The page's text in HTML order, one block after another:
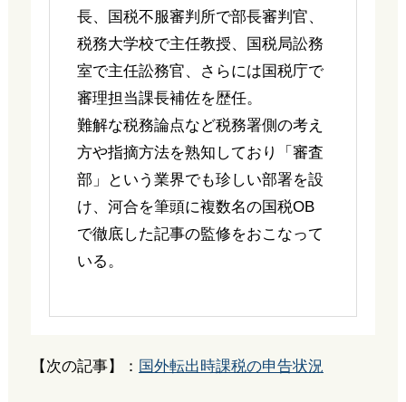
長、国税不服審判所で部長審判官、
税務大学校で主任教授、国税局訟務
室で主任訟務官、さらには国税庁で
審理担当課長補佐を歴任。
難解な税務論点など税務署側の考え
方や指摘方法を熟知しており「審査
部」という業界でも珍しい部署を設
け、河合を筆頭に複数名の国税OB
で徹底した記事の監修をおこなって
いる。
【次の記事】： 国外転出時課税の申告状況